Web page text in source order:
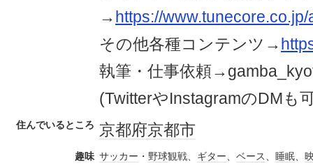
→ https://
その他各種コンテンツ→
執筆・仕事依頼
(TwitterやInstagramのDMも
住んでいるところ 京都府京都市
趣味 サッカー ・ 野球観戦、 ギター、 ベース、 睡眠、